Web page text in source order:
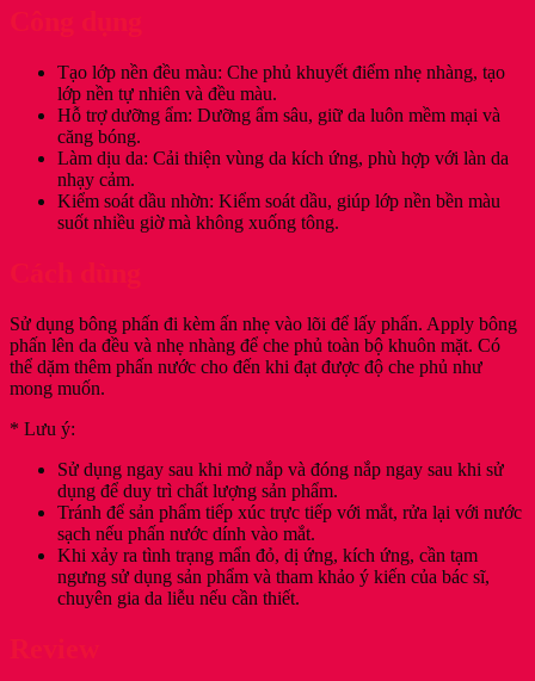
Tạo lớp nền đều màu: Che phủ khuyết điểm nhẹ nhàng, tạo
lớp nền tự nhiên và đều màu.
Hỗ trợ dưỡng ẩm: Dưỡng ẩm sâu, giữ da luôn mềm mại và
căng bóng.
Làm dịu da: Cải thiện vùng da kích ứng, phù hợp với làn da
nhạy cảm.
Kiểm soát dầu nhờn: Kiểm soát dầu, giúp lớp nền bền màu
suốt nhiều giờ mà không xuống tông.
Sử dụng bông phấn đi kèm ấn nhẹ vào lõi để lấy phấn. Apply bông
phấn lên da đều và nhẹ nhàng để che phủ toàn bộ khuôn mặt. Có
thể dặm thêm phấn nước cho đến khi đạt được độ che phủ như
mong muốn.
* Lưu ý:
Sử dụng ngay sau khi mở nắp và đóng nắp ngay sau khi sử
dụng để duy trì chất lượng sản phẩm.
Tránh để sản phẩm tiếp xúc trực tiếp với mắt, rửa lại với nước
sạch nếu phấn nước dính vào mắt.
Khi xảy ra tình trạng mẩn đỏ, dị ứng, kích ứng, cần tạm
ngưng sử dụng sản phẩm và tham khảo ý kiến của bác sĩ,
chuyên gia da liễu nếu cần thiết.